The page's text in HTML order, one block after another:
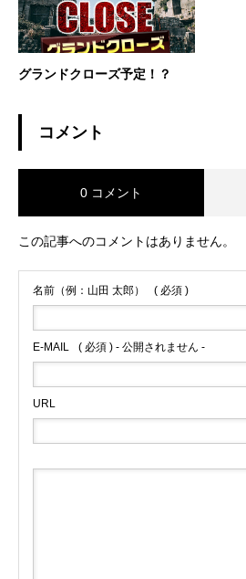
グランドクローズ予定！？
コメント
0 コメント
この記事へのコメントはありません。
名前（例：山田 太郎） ( 必須 )
E-MAIL ( 必須 ) - 公開されません -
URL